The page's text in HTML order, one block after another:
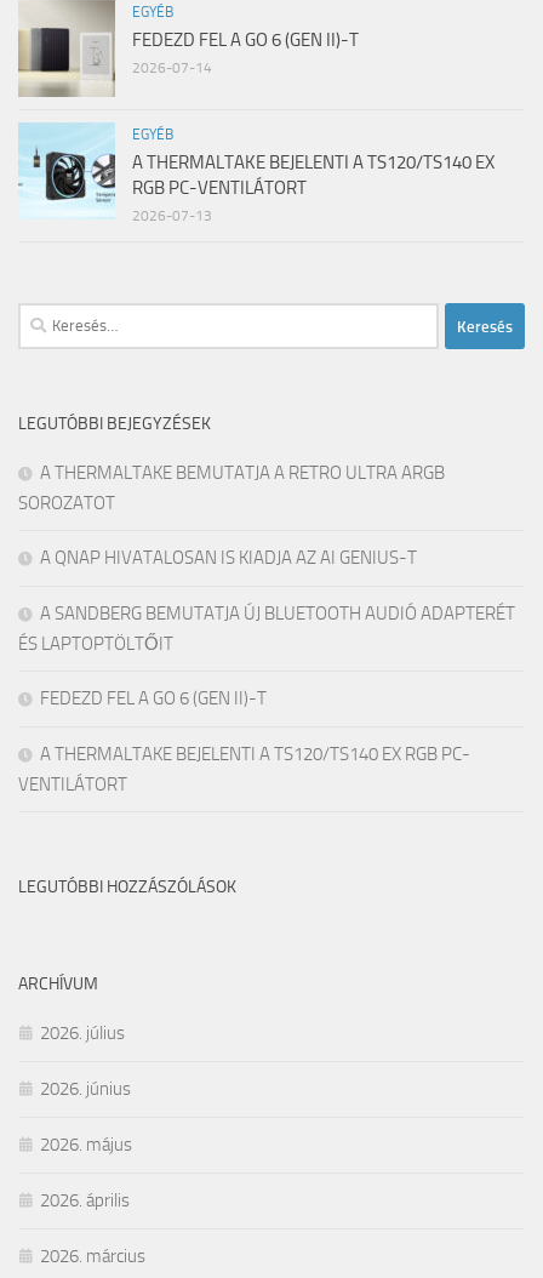
EGYÉB
FEDEZD FEL A GO 6 (GEN II)-T
2026-07-14
EGYÉB
A THERMALTAKE BEJELENTI A TS120/TS140 EX
RGB PC-VENTILÁTORT
2026-07-13
Keresés:
LEGUTÓBBI BEJEGYZÉSEK
A THERMALTAKE BEMUTATJA A RETRO ULTRA ARGB
SOROZATOT
A QNAP HIVATALOSAN IS KIADJA AZ AI GENIUS-T
A SANDBERG BEMUTATJA ÚJ BLUETOOTH AUDIÓ ADAPTERÉT
ÉS LAPTOPTÖLTŐIT
FEDEZD FEL A GO 6 (GEN II)-T
A THERMALTAKE BEJELENTI A TS120/TS140 EX RGB PC-
VENTILÁTORT
LEGUTÓBBI HOZZÁSZÓLÁSOK
ARCHÍVUM
2026. július
2026. június
2026. május
2026. április
2026. március